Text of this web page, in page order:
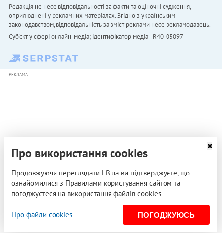
Редакція не несе відповідальності за факти та оціночні судження,
оприлюднені у рекламних матеріалах. Згідно з українським
законодавством, відповідальність за зміст реклами несе рекламодавець.
Cуб'єкт у сфері онлайн-медіа; ідентифікатор медіа - R40-05097
РЕКЛАМА
Про використання cookies
Продовжуючи переглядати LB.ua ви підтверджуєте, що
ознайомилися з Правилами користування сайтом та
погоджуєтеся на використання файлів cookies
Про файли cookies ПОГОДЖУЮСЬ